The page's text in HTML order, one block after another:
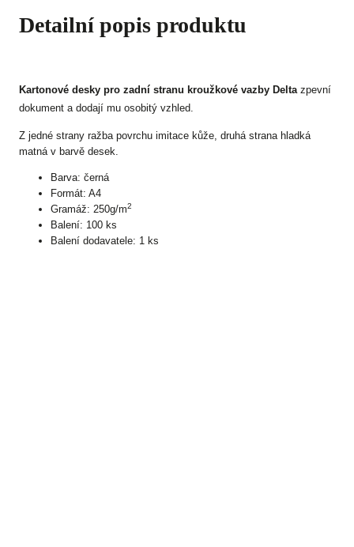
Detailní popis produktu
Kartonové desky pro zadní stranu kroužkové vazby Deltazpevní
dokument a dodají mu osobitý vzhled.
Z jedné strany ražba povrchu imitace kůže, druhá strana hladká
matná v barvě desek.
Barva: černá
Formát: A4
Gramáž: 250g/m2
Balení: 100 ks
Balení dodavatele: 1 ks